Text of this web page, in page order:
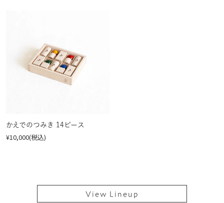
かえでのつみき 14ピース
¥10,000(税込)
View Lineup